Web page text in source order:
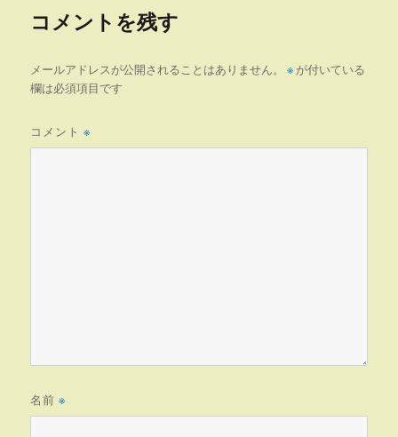
コメントを残す
メールアドレスが公開されることはありません。 ※ が付いている
欄は必須項目です
コメント※
名前※